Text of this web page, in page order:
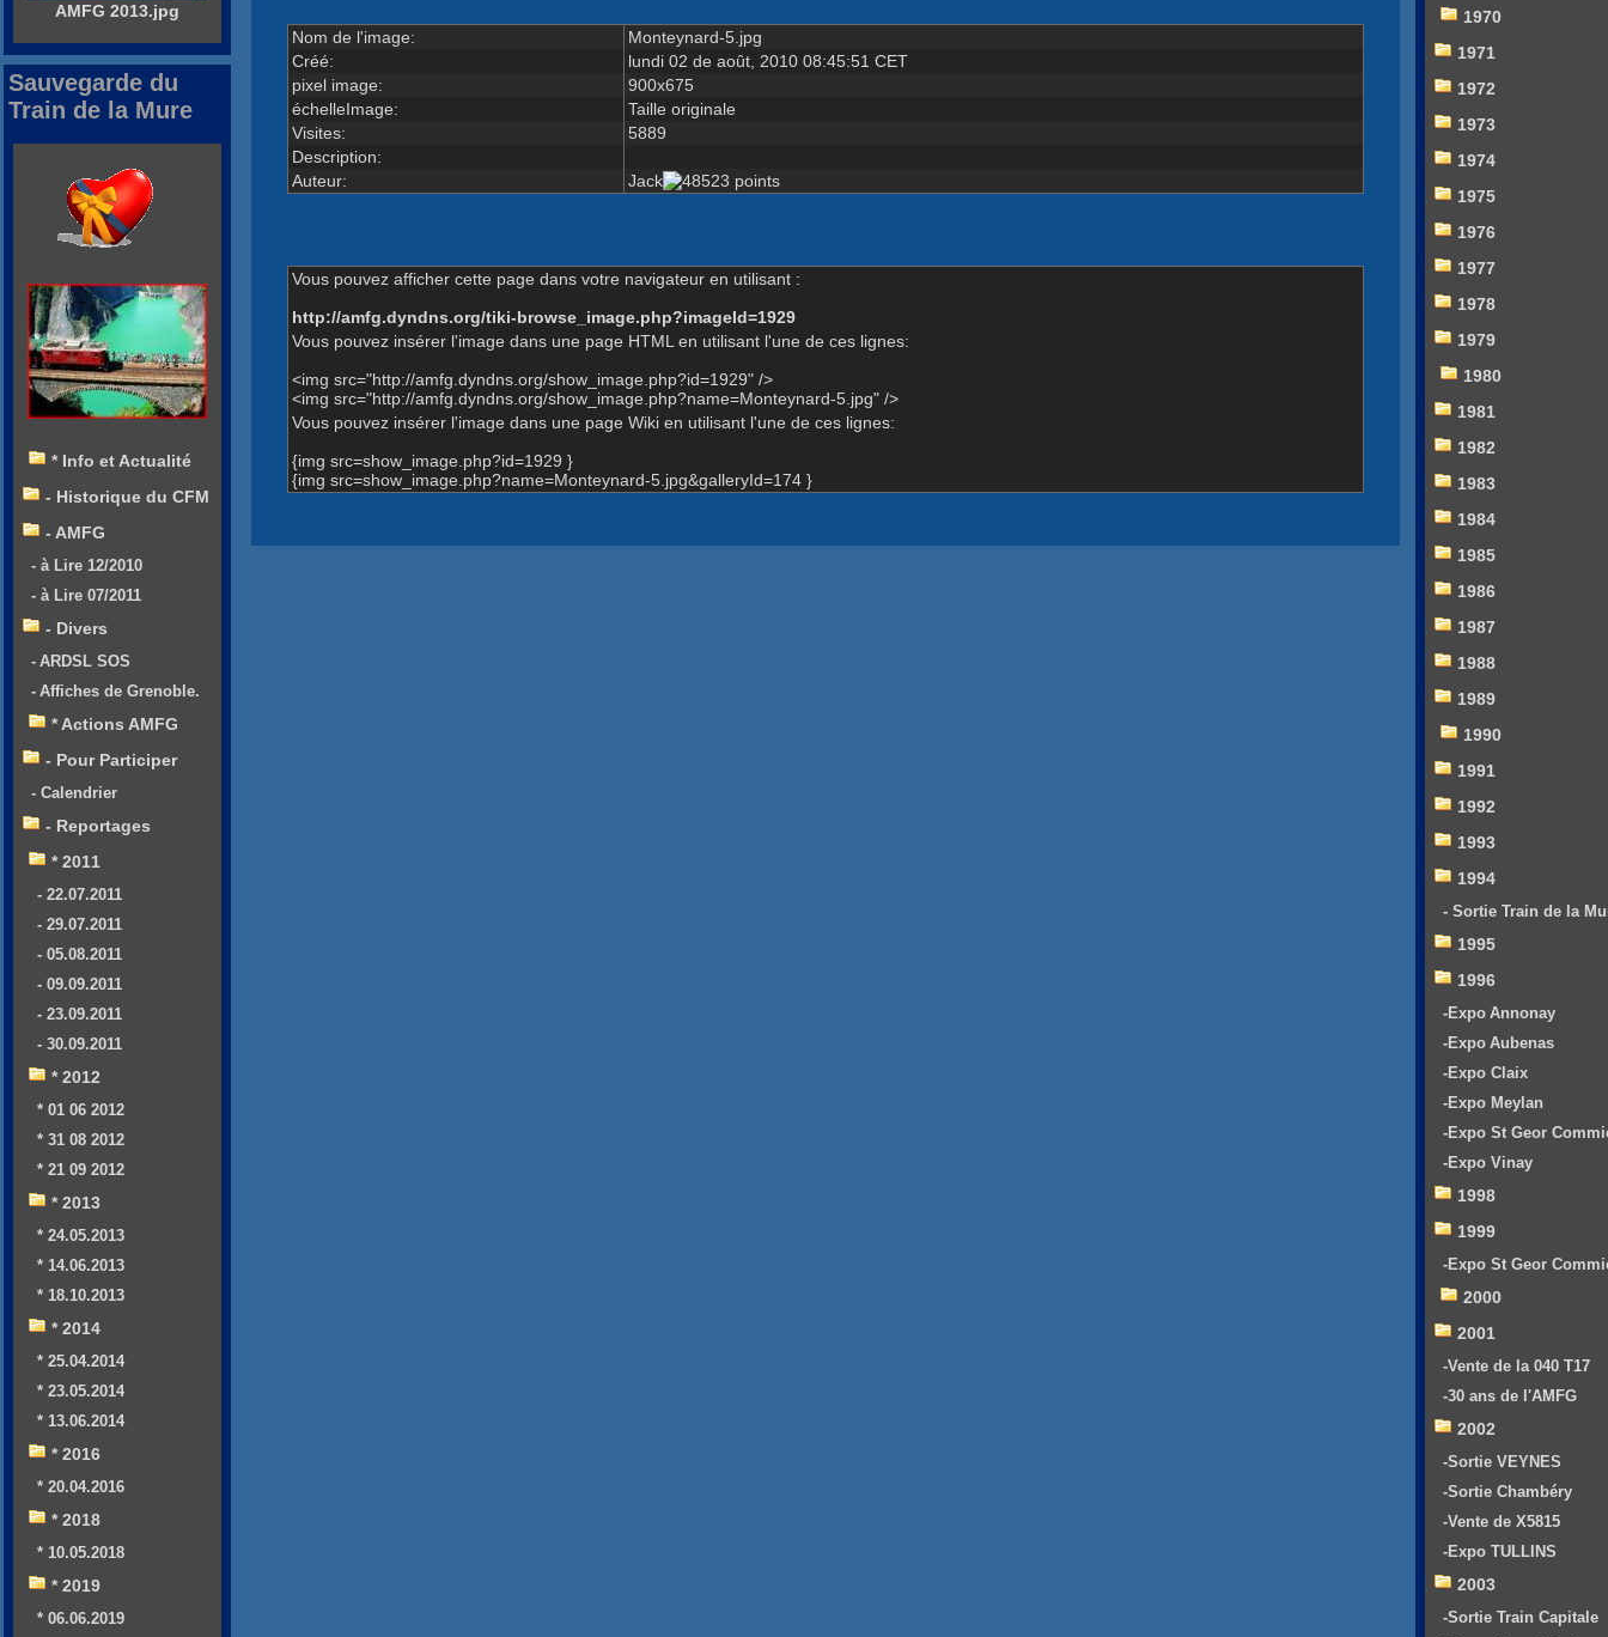
Nom de l'image:
Monteynard-5.jpg
Créé:
lundi 02 de août, 2010 08:45:51 CET
pixel image:
900x675
échelleImage:
Taille originale
Visites:
5889
Description:
Auteur:
Jack
Vous pouvez afficher cette page dans votre navigateur en utilisant :
http://amfg.dyndns.org/tiki-browse_image.php?imageId=1929
Vous pouvez insérer l'image dans une page HTML en utilisant l'une de ces lignes:
<img src="http://amfg.dyndns.org/show_image.php?id=1929" />
<img src="http://amfg.dyndns.org/show_image.php?name=Monteynard-5.jpg" />
Vous pouvez insérer l'image dans une page Wiki en utilisant l'une de ces lignes:
{img src=show_image.php?id=1929 }
{img src=show_image.php?name=Monteynard-5.jpg&galleryId=174 }
AMFG 2013.jpg
Sauvegarde du
Train de la Mure
* Info et Actualité
- Historique du CFM
- AMFG
- à Lire 12/2010
- à Lire 07/2011
- Divers
- ARDSL SOS
- Affiches de Grenoble.
* Actions AMFG
- Pour Participer
- Calendrier
- Reportages
* 2011
- 22.07.2011
- 29.07.2011
- 05.08.2011
- 09.09.2011
- 23.09.2011
- 30.09.2011
* 2012
* 01 06 2012
* 31 08 2012
* 21 09 2012
* 2013
* 24.05.2013
* 14.06.2013
* 18.10.2013
* 2014
* 25.04.2014
* 23.05.2014
* 13.06.2014
* 2016
* 20.04.2016
* 2018
* 10.05.2018
* 2019
* 06.06.2019
1970
1971
1972
1973
1974
1975
1976
1977
1978
1979
1980
1981
1982
1983
1984
1985
1986
1987
1988
1989
1990
1991
1992
1993
1994
- Sortie Train de la
1995
1996
-Expo Annonay
-Expo Aubenas
-Expo Claix
-Expo Meylan
-Expo St Geor
-Expo Vinay
1998
1999
-Expo St Geor
2000
2001
-Vente de la 040 T17
-30 ans de l'AMFG
2002
-Sortie VEYNES
-Sortie Chambéry
-Vente de X5815
-Expo TULLINS
2003
-Sortie Train Capitale